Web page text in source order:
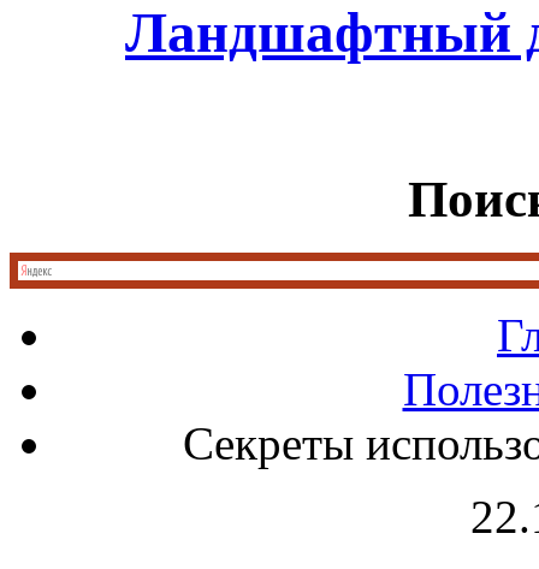
Ландшафтный
Секреты